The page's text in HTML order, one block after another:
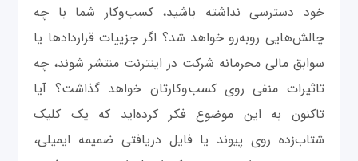
خود دسترسی نداشته باشید، کسب‌وکار شما با چه
چالش‌هایی روبه‌رو خواهد شد؟ اگر جزییات قراردادها یا
سوابق مالی محرمانه شرکت در اینترنت منتشر شوند، چه
تاثیرات منفی روی کسب‌وکارتان خواهد گذاشت؟ آیا
تاکنون به این موضوع فکر کرده‌اید که یک کلیک
شتاب‌زده روی پیوند یا فایل دریافتی ضمیمه ایمیلی،